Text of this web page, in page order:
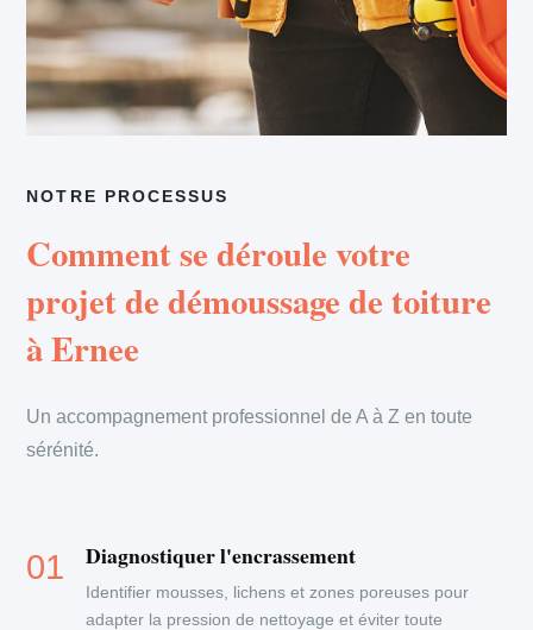
NOTRE PROCESSUS
Comment se déroule votre
projet de démoussage de toiture
à Ernee
Un accompagnement professionnel de A à Z en toute
sérénité.
Diagnostiquer l'encrassement
Identifier mousses, lichens et zones poreuses pour
adapter la pression de nettoyage et éviter toute